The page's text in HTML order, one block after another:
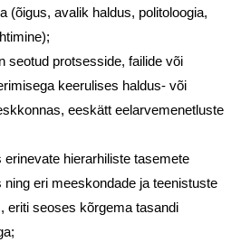
(õigus, avalik haldus, politoloogia,
seotud protsesside, failide või
keerulises haldus- või
eeskätt eelarvemenetluste
erinevate hierarhiliste tasemete
eri meeskondade ja teenistuste
eriti seoses kõrgema tasandi